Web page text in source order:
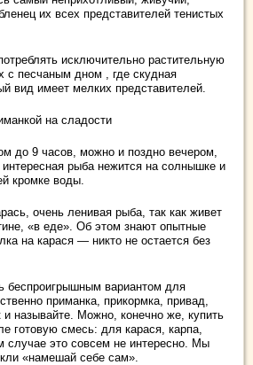
их всех представителей тенистых
исключительно растительную
с песчаным дном , где скудная
вид имеет мелких представителей.
на сладости
до 9 часов, можно и поздно вечером,
рыба нежится на солнышке и
кромке воды.
очень ленивая рыба, так как живет
«в еде». Об этом знают опытные
на карася — никто не остается без
беспроигрышным вариантом для
приманка, прикормка, привад,
и называйте. Можно, конечно же, купить
готовую смесь: для карася, карпа,
это совсем не интересно. Мы
«намешай себе сам».